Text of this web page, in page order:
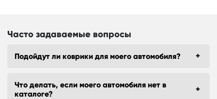
Часто задаваемые вопросы
Подойдут ли коврики для моего автомобиля?
Что делать, если моего автомобиля нет в
каталоге?